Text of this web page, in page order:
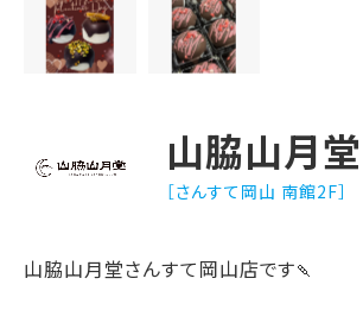
山脇山月堂
［さんすて岡山 南館2F］
山脇山月堂さんすて岡山店です🍡